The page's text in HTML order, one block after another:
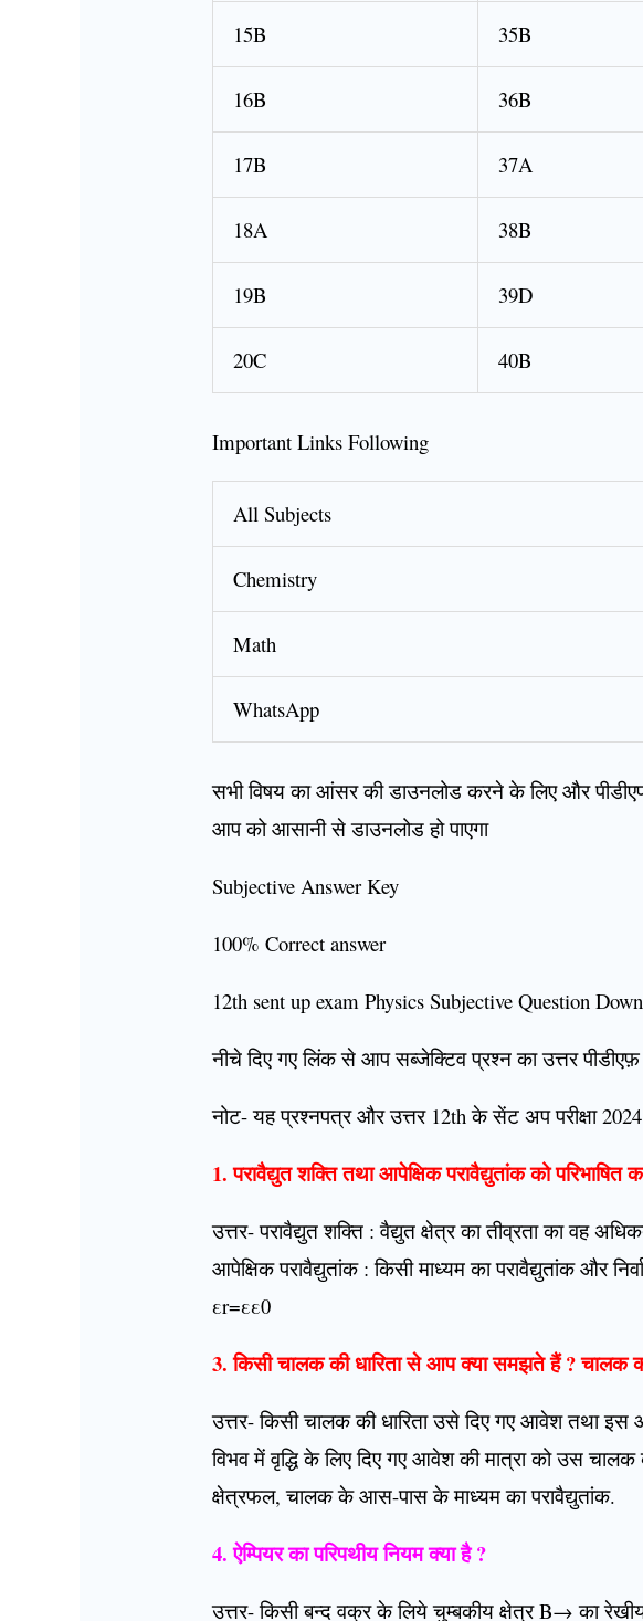
15B 35B
16B 36B
17B 37A
18A 38B
19B 39D
20C 40B
Important Links Following
All Subjects
Chemistry
Math
WhatsApp
सभी विषय का आंसर की डाउनलोड करने के लिए और
आप को आसानी से डाउनलोड हो पाएगा
Subjective Answer Key
100% Correct answer
12th sent up exam Physics Subjective Question
नीचे दिए गए लिंक से आप सब्जेक्टिव प्रश्न का उत्तर
नोट- यह प्रश्नपत्र और उत्तर 12th के सेंट अप परीक्षा
1. परावैद्युत शक्ति तथा आपेक्षिक परावैद्युतांक को परिभाषित
उत्तर- परावैद्युत शक्ति : वैद्युत क्षेत्र का तीव्रता का वह
आपेक्षिक परावैद्युतांक : किसी माध्यम का परावैद्युतांक और
εr=εε0
3. किसी चालक की धारिता से आप क्या समझते हैं ? चालक
उत्तर- किसी चालक की धारिता उसे दिए गए आवेश तथा
विभव में वृद्धि के लिए दिए गए आवेश की मात्रा को उस
क्षेत्रफल, चालक के आस-पास के माध्यम का परावैद्युतांक.
4. ऐम्पियर का परिपथीय नियम क्या है ?
उत्तर- किसी बन्द वक्र के लिये चुम्बकीय क्षेत्र B→ का